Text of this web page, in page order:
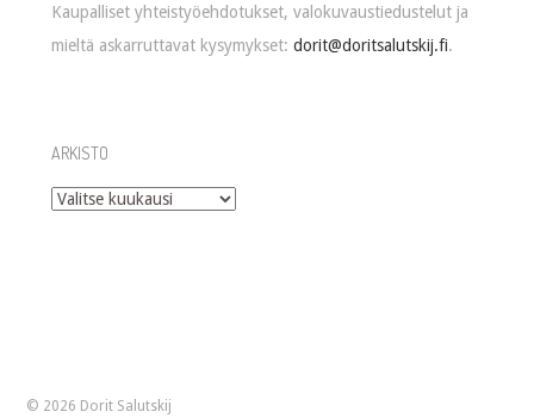
Kaupalliset yhteistyöehdotukset, valokuvaustiedustelut ja
mieltä askarruttavat kysymykset:dorit@doritsalutskij.fi.
ARKISTO
Arkisto
© 2026 Dorit Salutskij